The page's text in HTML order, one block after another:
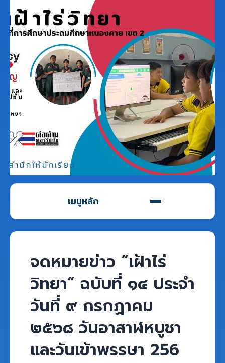
เมนูหลัก
จดหมายข่าว “เฝ้าไร่
วิทยา” ฉบับที่ ๑๔ ประจำ
วันที่ ๙ กรกฏาคม
๒๕๖๘ วันอาสาฬหบูชา
และวันเข้าพรรษา 256